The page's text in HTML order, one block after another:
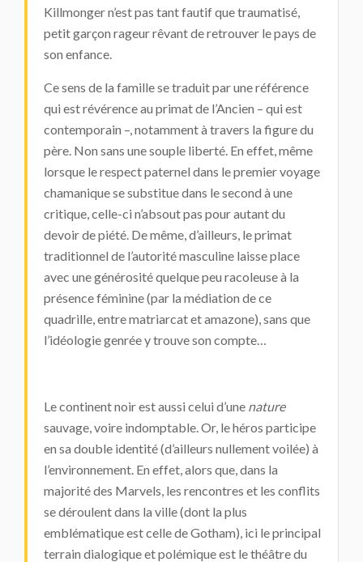
Killmonger n’est pas tant fautif que traumatisé,
petit garçon rageur rêvant de retrouver le pays de
son enfance.
Ce sens de la famille se traduit par une référence
qui est révérence au primat de l’Ancien – qui est
contemporain –, notamment à travers la figure du
père. Non sans une souple liberté. En effet, même
lorsque le respect paternel dans le premier voyage
chamanique se substitue dans le second à une
critique, celle-ci n’absout pas pour autant du
devoir de piété. De même, d’ailleurs, le primat
traditionnel de l’autorité masculine laisse place
avec une générosité quelque peu racoleuse à la
présence féminine (par la médiation de ce
quadrille, entre matriarcat et amazone), sans que
l’idéologie genrée y trouve son compte…
Le continent noir est aussi celui d’une nature
sauvage, voire indomptable. Or, le héros participe
en sa double identité (d’ailleurs nullement voilée) à
l’environnement. En effet, alors que, dans la
majorité des Marvels, les rencontres et les conflits
se déroulent dans la ville (dont la plus
emblématique est celle de Gotham), ici le principal
terrain dialogique et polémique est le théâtre du